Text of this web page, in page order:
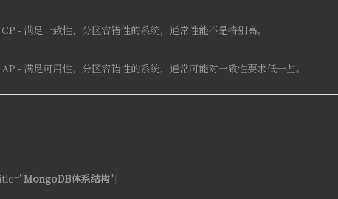
CP - 满足一致性，分区容错性的系统，通常性能不是特别高。
AP - 满足可用性，分区容错性的系统，通常可能对一致性要求低一些。
MongoDB体系结构"]